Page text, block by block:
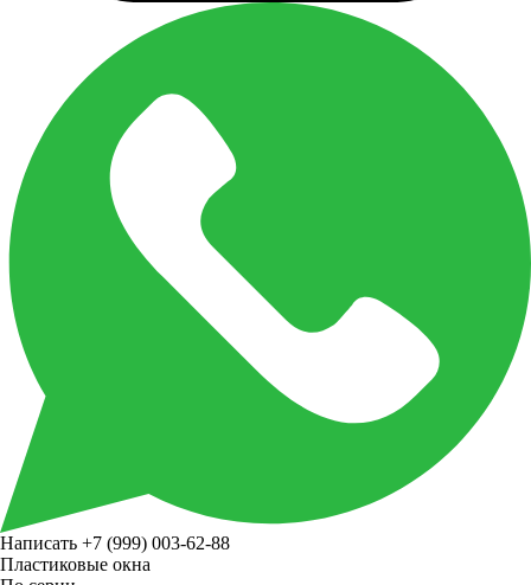
Написать +7 (999) 003-62-88
Пластиковые окна